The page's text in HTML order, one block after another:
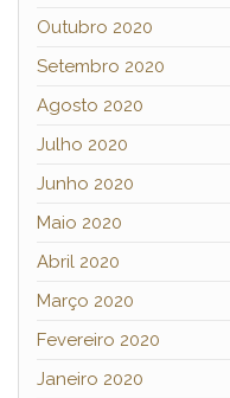
Outubro 2020
Setembro 2020
Agosto 2020
Julho 2020
Junho 2020
Maio 2020
Abril 2020
Março 2020
Fevereiro 2020
Janeiro 2020